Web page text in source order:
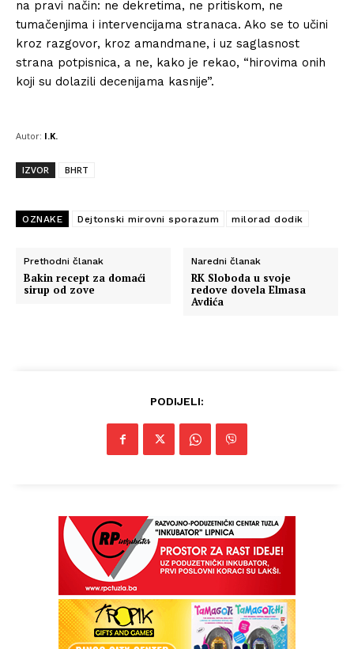
Info
O nama
Impressum
na pravi način: ne dekretima, ne pritiskom, ne
tumačenjima i intervencijama stranaca. Ako se to učini
kroz razgovor, kroz amandmane, i uz saglasnost
strana potpisnica, a ne, kako je rekao, “hirovima onih
koji su dolazili decenijama kasnije”.
Autor: I.K.
IZVOR BHRT
OZNAKE Dejtonski mirovni sporazum milorad dodik
Prethodni članak
Bakin recept za domaći
sirup od zove
Naredni članak
RK Sloboda u svoje
redove dovela Elmasa
Avdića
PODIJELI: